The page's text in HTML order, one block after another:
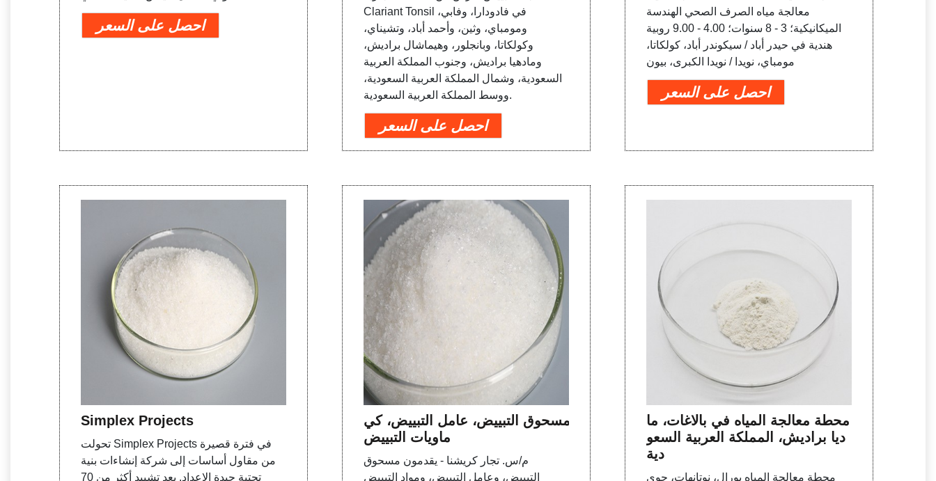
احصل على السعر
Clariant Tonsil في فادودارا، وفابي،
ومومباي، وثين، وأحمد أباد، وتشيناي،
وكولكاتا، وبانجلور، وهيماشال براديش،
ومادهيا براديش، وجنوب المملكة العربية
السعودية، وشمال المملكة العربية السعودية،
ووسط المملكة العربية السعودية.
احصل على السعر
معالجة مياه الصرف الصحي الهندسة
الميكانيكية؛ 3 - 8 سنوات؛ 4.00 - 9.00 روبية
هندية في حيدر أباد / سيكوندر أباد، كولكاتا،
مومباي، نويدا / نويدا الكبرى، بيون
احصل على السعر
Simplex Projects
تحولت Simplex Projects في فترة قصيرة
من مقاول أساسات إلى شركة إنشاءات بنية
تحتية جيدة الإعداد. بعد تشييد أكثر من 70
مسحوق التبييض، عامل التبييض، كي
ماويات التبييض
م/س. تجار كريشنا - يقدمون مسحوق
التبييض، وعامل التبييض، ومواد التبييض
محطة معالجة المياه في بالاغات، ما
ديا براديش، المملكة العربية السعو
دية
محطة معالجة المياه بورال، نوتانهات، جوي